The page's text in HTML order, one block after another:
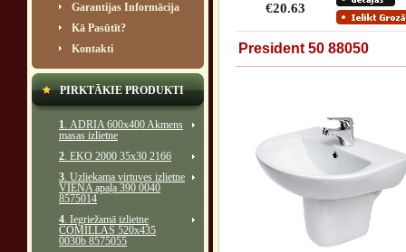
Garantijas Informācija
Kā Pasūtīt?
Kontakti
PIRKTĀKIE PRODUKTI
1. ADRIA 600x400 Akmens
masas izlietne
2. EKO 2000 35x30 2166
3. Uzliekama virtuves izlietne
VIENA apaļa 390 0040
8575014
4. Iegriežamā izlietne
COMILLAS 520x435
0030b 8575055
€20.63
President 50 88050